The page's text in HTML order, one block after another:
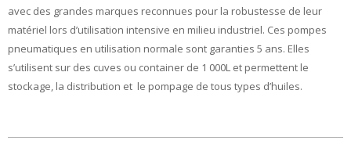
avec des grandes marques reconnues pour la robustesse de leur
matériel lors d’utilisation intensive en milieu industriel. Ces pompes
pneumatiques en utilisation normale sont garanties 5 ans. Elles
s’utilisent sur des cuves ou container de 1 000L et permettent le
stockage, la distribution et le pompage de tous types d’huiles.